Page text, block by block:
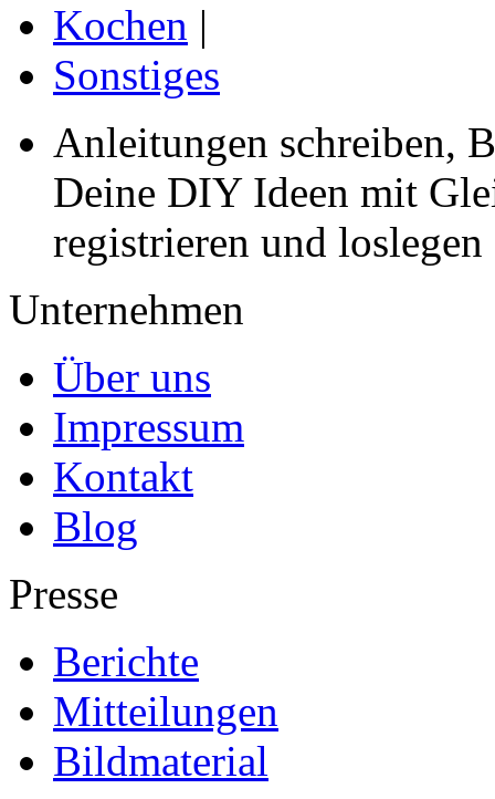
Kochen |
Sonstiges
Anleitungen schreiben,
Deine DIY Ideen mit
registrieren und loslegen
Unternehmen
Über uns
Impressum
Kontakt
Blog
Presse
Berichte
Mitteilungen
Bildmaterial